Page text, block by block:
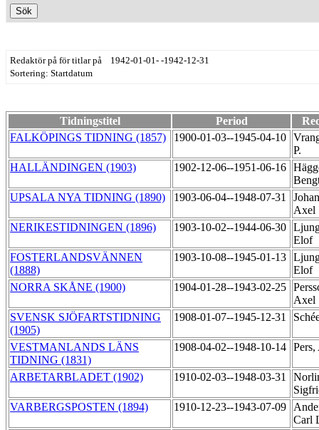
Redaktör på för titlar på 1942-01-01- -1942-12-31
Sortering: Startdatum
Tidningstitel Period
FALKÖPINGS TIDNING (1857)
1900-01-03--1945-04-10
P.
HALLÄNDINGEN (1903)
1902-12-06--1951-06-16
UPSALA NYA TIDNING (1890)
1903-06-04--1948-07-31
Axel
NERIKESTIDNINGEN (1896)
1903-10-02--1944-06-30
Elof
FOSTERLANDSVÄNNEN
(1888)
1903-10-08--1945-01-13
Elof
NORRA SKÅNE (1900)
1904-01-28--1943-02-25
Axel
SVENSK SJÖFARTSTIDNING
(1905)
1908-01-07--1945-12-31
VESTMANLANDS LÄNS
TIDNING (1831)
1908-04-02--1948-10-14
ARBETARBLADET (1902) 1910-02-03--1948-03-31
VARBERGSPOSTEN (1894)
1910-12-23--1943-07-09
Carl